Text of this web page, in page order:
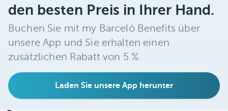
den besten Preis in Ihrer Hand.
Buchen Sie mit my Barceló Benefits über
unsere App und Sie erhalten einen
zusätzlichen Rabatt von 5 %.
Laden Sie unsere App herunter